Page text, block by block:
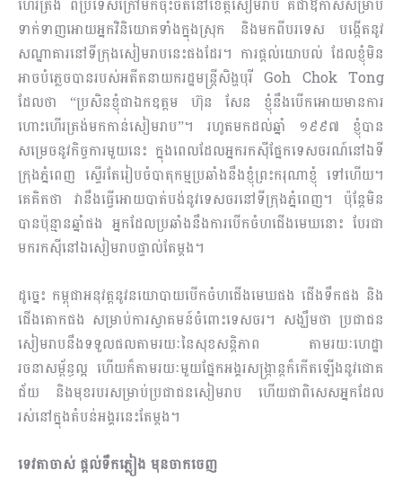
ទាក់ទាញអោយអ្នកវិនិយោគទាំង​ក្នុងស្រុក និងមកពីបរទេស បង្កើតនូវ
សណ្ឋាគារនៅទីក្រុងសៀមរាបនេះផងដែរ។ ការផ្ដល់យោបល់ ដែលខ្ញុំមិន
អាចបំភ្លេចបានរបស់​អតីត​នាយករដ្ឋមន្រ្តីសិង្ហបុរី Goh Chok Tong
ដែលថា “ប្រសិនខ្ញុំជាឯកឧត្តម ហ៊ុន សែន ខ្ញុំនឹងបើក​អោយ​មាន​ការ​
ហោះហើរត្រង់មកកាន់សៀមរាប”។ រហូតមក​ដល់​ឆ្នាំ ១៩៩៧ ខ្ញុំបាន
សម្រេចនូវកិច្ចការ​មួយ​នេះ ក្នុងពេលដែលអ្នករកស៊ីផ្នែក​ទេសចរណ៍នៅឯ​ទី​
ក្រុង​ភ្នំ​​ពេញ ស្ទើរតែរៀបចំបាតុកម្មប្រឆាំងនឹង​ខ្ញុំព្រះករុ​ណា​ខ្ញុំ ទៅហើយ។
គេគិតថា វានឹងធ្វើអោយបាត់បង់នូវទេស​ចរ​នៅទីក្រុងភ្នំពេញ។ ប៉ុន្តែមិន
បានប៉ុន្មាន​ឆ្នាំ​ផង អ្នកដែលប្រឆាំងនឹងការបើកចំហជើងមេឃនោះ បែរជា​
មក​រកស៊ីនៅឯសៀមរាបផ្ទាល់តែម្ដង។
ដូច្នេះ កម្ពុជាអនុវត្តនូវនយោបាយបើកចំហជើងមេឃផង ជើងទឹក​ផង និង
ជើងគោកផង សម្រាប់ការ​ស្វា​គមន៍ចំពោះទេសចរ។ សង្ឃឹមថា ប្រជាជន
សៀមរាបនឹងទទួលផល​តាម​​រយៈ​នៃសុខសន្ដិភាព តាមរយៈ​ហេដ្ឋា​
រចនាសម័្ពន្ធល្អ ហើយក៏តាមរយៈមួយផ្នែកអង្គរសង្រ្កាន្តក៏កើត​ឡើង​​នូវ​ជោគ​
ជ័យ និងមុខរបរសម្រាប់​ប្រជា​ជនសៀមរាប ហើយជាពិសេសអ្នកដែល
រស់នៅក្នុង​តំបន់​អង្គរ​នេះតែម្ដង។
ទេវតាចាស់ ផ្តល់ទឹកភ្លៀង មុនចាកចេញ